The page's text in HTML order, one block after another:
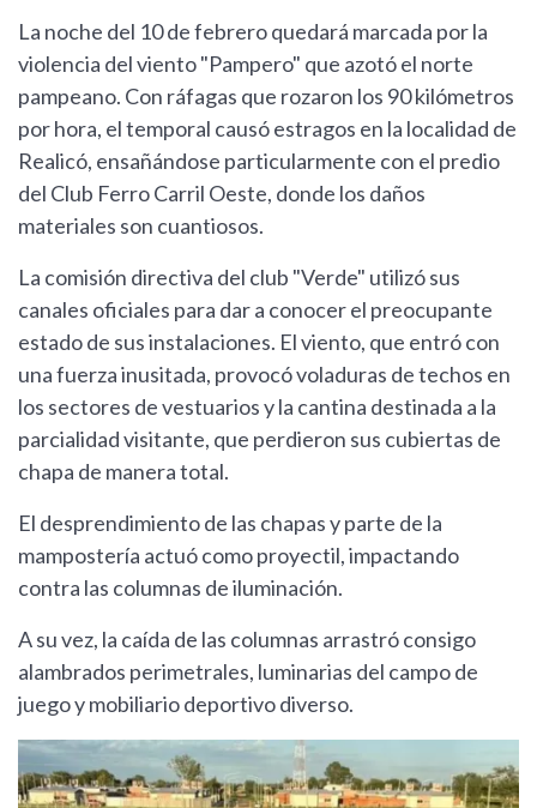
La noche del 10 de febrero quedará marcada por la
violencia del viento "Pampero" que azotó el norte
pampeano. Con ráfagas que rozaron los 90 kilómetros
por hora, el temporal causó estragos en la localidad de
Realicó, ensañándose particularmente con el predio
del Club Ferro Carril Oeste, donde los daños
materiales son cuantiosos.
La comisión directiva del club "Verde" utilizó sus
canales oficiales para dar a conocer el preocupante
estado de sus instalaciones. El viento, que entró con
una fuerza inusitada, provocó voladuras de techos en
los sectores de vestuarios y la cantina destinada a la
parcialidad visitante, que perdieron sus cubiertas de
chapa de manera total.
El desprendimiento de las chapas y parte de la
mampostería actuó como proyectil, impactando
contra las columnas de iluminación.
A su vez, la caída de las columnas arrastró consigo
alambrados perimetrales, luminarias del campo de
juego y mobiliario deportivo diverso.